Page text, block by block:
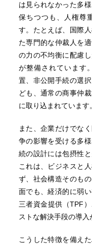
は見られなかった多
保ちつつも、人権尊
す。たとえば、国際
た専門的な仲裁人を
の力の不均衡に配慮
が整備されています
置、非公開手続の選
ども、通常の商事仲
に取り込まれています。
また、企業だけでな
争の影響を受ける多
続の設計には包摂性
これは、ビジネスと
ず、社会構造そのも
面でも、経済的に弱
三者資金提供（TPF
ストな解決手段の導入
こうした特徴を備え